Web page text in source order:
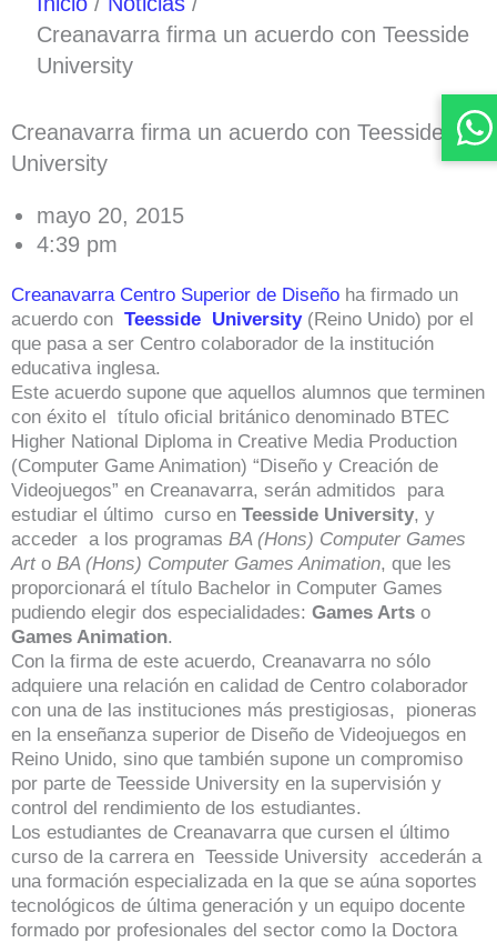
Creanavarra firma un acuerdo con Teesside
University
Creanavarra firma un acuerdo con Teesside
University
mayo 20, 2015
4:39 pm
Creanavarra Centro Superior de Diseño ha firmado un
acuerdo con Teesside University(Reino Unido) por el
que pasa a ser Centro colaborador de la institución
educativa inglesa.
Este acuerdo supone que aquellos alumnos que terminen
con éxito el título oficial británico denominado BTEC
Higher National Diploma in Creative Media Production
(Computer Game Animation) “Diseño y Creación de
Videojuegos” en Creanavarra, serán admitidos para
estudiar el último curso en Teesside University, y
acceder a los programas BA (Hons) Computer Games
Arto BA (Hons) Computer Games Animation, que les
proporcionará el título Bachelor in Computer Games
pudiendo elegir dos especialidades: Games Arts o
Games Animation.
Con la firma de este acuerdo, Creanavarra no sólo
adquiere una relación en calidad de Centro colaborador
con una de las instituciones más prestigiosas, pioneras
en la enseñanza superior de Diseño de Videojuegos en
Reino Unido, sino que también supone un compromiso
por parte de Teesside University en la supervisión y
control del rendimiento de los estudiantes.
Los estudiantes de Creanavarra que cursen el último
curso de la carrera en Teesside University accederán a
una formación especializada en la que se aúna soportes
tecnológicos de última generación y un equipo docente
formado por profesionales del sector como la Doctora